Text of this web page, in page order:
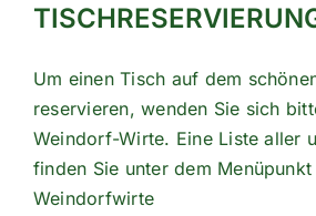
Um einen Tisch auf dem
reservieren, wenden Sie sich
Weindorf-Wirte. Eine Liste aller
finden Sie unter dem Menüpunkt
Weindorfwirte